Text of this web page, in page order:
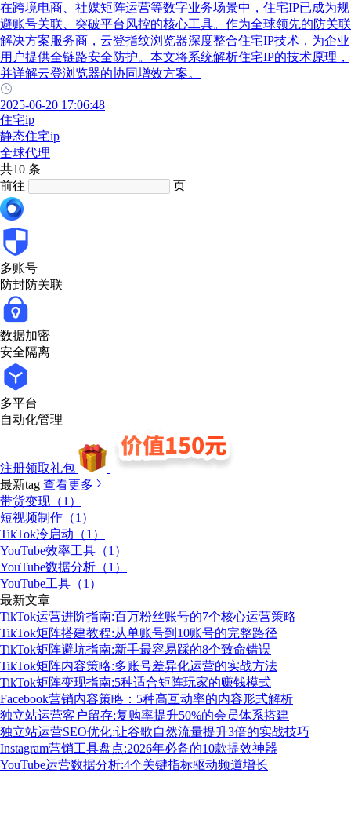
在跨境电商、社媒矩阵运营等数字业务场景中，住宅IP已成为规
避账号关联、突破平台风控的核心工具。作为全球领先的防关联
解决方案服务商，云登指纹浏览器深度整合住宅IP技术，为企业
用户提供全链路安全防护。本文将系统解析住宅IP的技术原理，
并详解云登浏览器的协同增效方案。
2025-06-20 17:06:48
住宅ip
静态住宅ip
全球代理
共10 条
前往
页
多账号
防封防关联
数据加密
安全隔离
多平台
自动化管理
注册领取礼包
最新tag 查看更多
带货变现（1）
短视频制作（1）
TikTok冷启动（1）
YouTube效率工具（1）
YouTube数据分析（1）
YouTube工具（1）
最新文章
TikTok运营进阶指南:百万粉丝账号的7个核心运营策略
TikTok矩阵搭建教程:从单账号到10账号的完整路径
TikTok矩阵避坑指南:新手最容易踩的8个致命错误
TikTok矩阵内容策略:多账号差异化运营的实战方法
TikTok矩阵变现指南:5种适合矩阵玩家的赚钱模式
Facebook营销内容策略：5种高互动率的内容形式解析
独立站运营客户留存:复购率提升50%的会员体系搭建
独立站运营SEO优化:让谷歌自然流量提升3倍的实战技巧
Instagram营销工具盘点:2026年必备的10款提效神器
YouTube运营数据分析:4个关键指标驱动频道增长